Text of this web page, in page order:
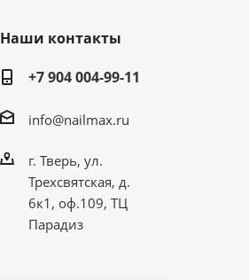
Наши контакты
+7 904 004-99-11
info@nailmax.ru
г. Тверь, ул.
Трехсвятская, д.
6к1, оф.109, ТЦ
Парадиз